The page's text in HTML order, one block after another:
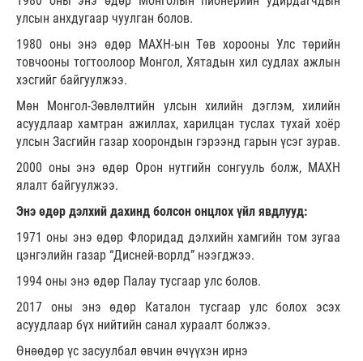
улсын анхдугаар чуулган болов.
1980 оны энэ өдөр МАХН-ын Төв хорооны Улс төрийн
товчооны тогтоолоор Монгол, Хятадын хил судлах ажлын
хэсгийг байгуулжээ.
Мөн Монгол-Зөвлөлтийн улсын хилийн дэглэм, хилийн
асуудлаар хамтран ажиллах, харилцан туслах тухай хоёр
улсын Засгийн газар хоорондын гэрээнд гарын үсэг зурав.
2000 оны энэ өдөр Орон нутгийн сонгууль болж, МАХН
ялалт байгуулжээ.
Энэ өдөр дэлхий дахинд болсон онцлох үйл явдлууд:
1971 оны энэ өдөр Флоридад дэлхийн хамгийн том зугаа
цэнгэлийн газар “Дисней-ворлд” нээгджээ.
1994 оны энэ өдөр Палау тусгаар улс болов.
2017 оны энэ өдөр Каталон тусгаар улс болох эсэх
асуудлаар бүх нийтийн санал хураалт болжээ.
Өнөөдөр үс засуулбал өвчин өчүүхэн ирнэ